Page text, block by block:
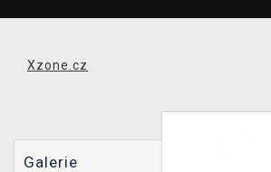
Xzone.cz
Galerie